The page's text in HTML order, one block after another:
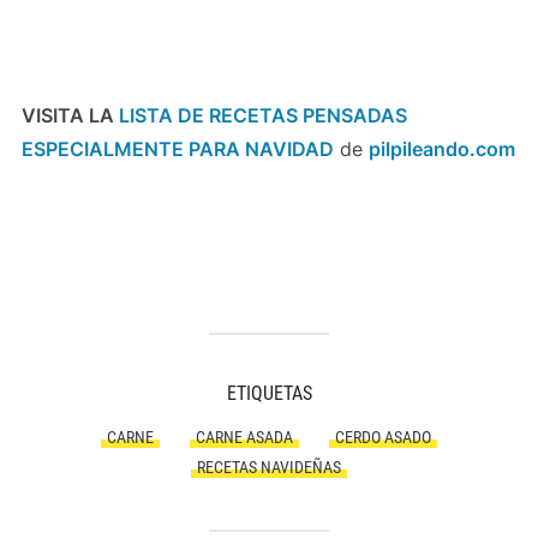
VISITA LA LISTA DE RECETAS PENSADAS
ESPECIALMENTE PARA NAVIDAD de pilpileando.com
ETIQUETAS
CARNE CARNE ASADA
CERDO ASADO
RECETAS NAVIDEÑAS